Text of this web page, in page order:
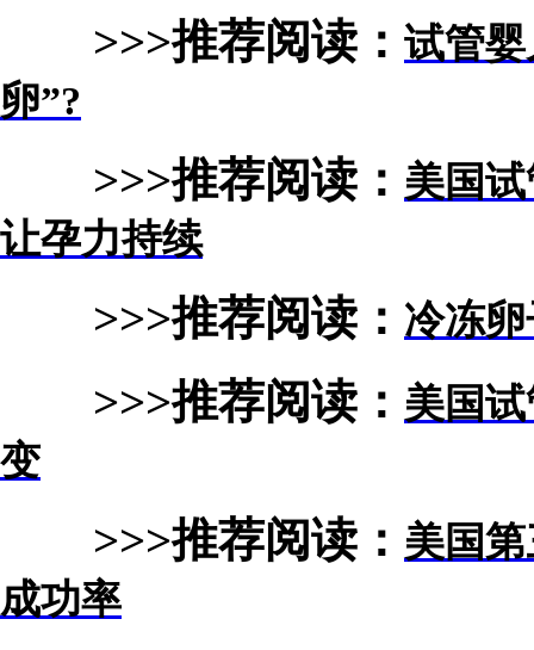
>>>推荐阅读： 试管
卵”?
>>>推荐阅读： 美国
让孕力持续
>>>推荐阅读： 冷冻
>>>推荐阅读： 美国
变
>>>推荐阅读： 美国
成功率